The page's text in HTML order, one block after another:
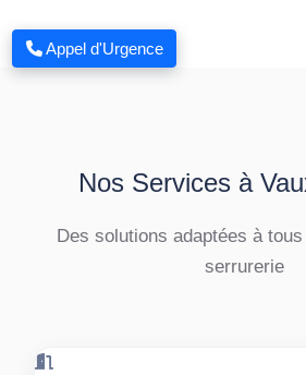
Appel d'Urgence
Nos Services à
Des solutions adaptées à
serrurerie